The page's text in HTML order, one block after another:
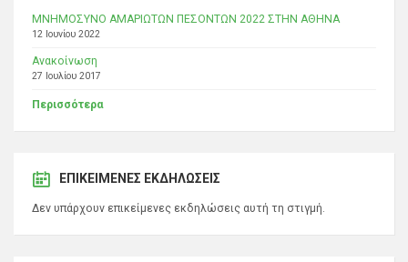
ΜΝΗΜΟΣΥΝΟ ΑΜΑΡΙΩΤΩΝ ΠΕΣΟΝΤΩΝ 2022 ΣΤΗΝ ΑΘΗΝΑ
12 Ιουνίου 2022
Ανακοίνωση
27 Ιουλίου 2017
Περισσότερα
ΕΠΙΚΕΊΜΕΝΕΣ ΕΚΔΗΛΏΣΕΙΣ
Δεν υπάρχουν επικείμενες εκδηλώσεις αυτή τη στιγμή.